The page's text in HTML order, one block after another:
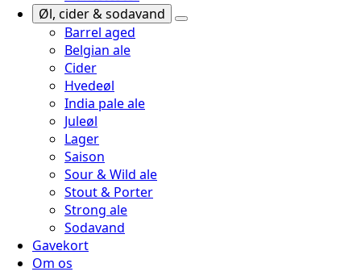
Øl, cider & sodavand
Barrel aged
Belgian ale
Cider
Hvedeøl
India pale ale
Juleøl
Lager
Saison
Sour & Wild ale
Stout & Porter
Strong ale
Sodavand
Gavekort
Om os